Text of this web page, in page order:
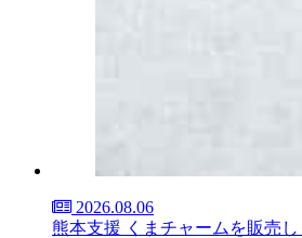
2026.08.06
熊本支援 くまチャームを販売し